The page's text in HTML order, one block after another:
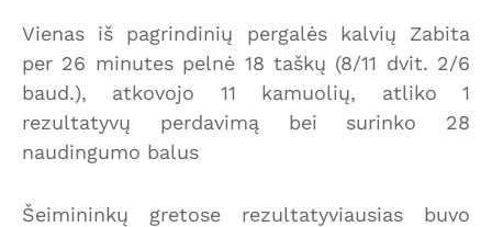
Vienas iš pagrindinių pergalės kalvių Zabita
per 26 minutes pelnė 18 taškų (8/11 dvit. 2/6
baud.), atkovojo 11 kamuolių, atliko 1
rezultatyvų perdavimą bei surinko 28
naudingumo balus
Šeimininkų gretose rezultatyviausias buvo